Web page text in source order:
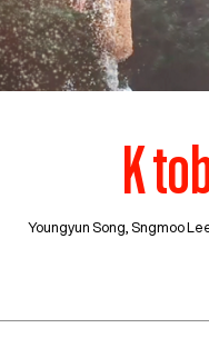
K
Youngyun Song, Sngmoo